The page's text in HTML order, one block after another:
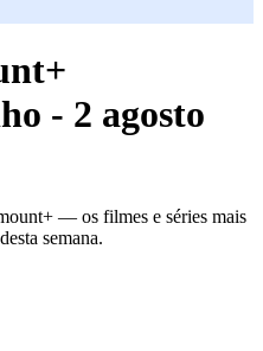
- 2 agosto
— os filmes e séries mais
semana.